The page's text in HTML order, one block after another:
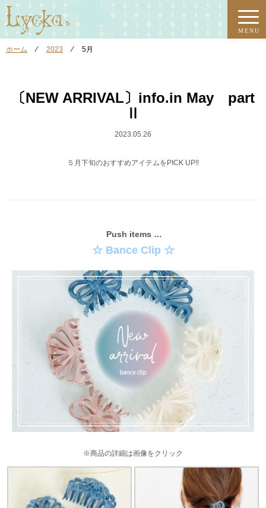
MENU
ホーム ⁄ 2023 ⁄ 5月
〔NEW ARRIVAL〕info.in May part
2023.05.26
５月下旬のおすすめアイテムをPICK UP!!
Push items …
☆ Bance Clip ☆
※商品の詳細は画像をクリック